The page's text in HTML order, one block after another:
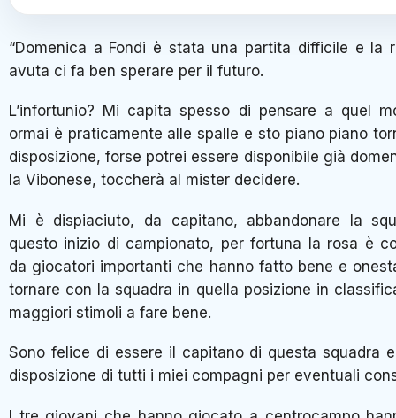
“Domenica a Fondi è stata una partita difficile e la
avuta ci fa ben sperare per il futuro.
L’infortunio? Mi capita spesso di pensare a quel
ormai è praticamente alle spalle e sto piano piano
disposizione, forse potrei essere disponibile già
la Vibonese, toccherà al mister decidere.
Mi è dispiaciuto, da capitano, abbandonare la
questo inizio di campionato, per fortuna la rosa è
da giocatori importanti che hanno fatto bene e
tornare con la squadra in quella posizione in
maggiori stimoli a fare bene.
Sono felice di essere il capitano di questa squadra
disposizione di tutti i miei compagni per eventuali